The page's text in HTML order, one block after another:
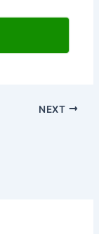
NEXT